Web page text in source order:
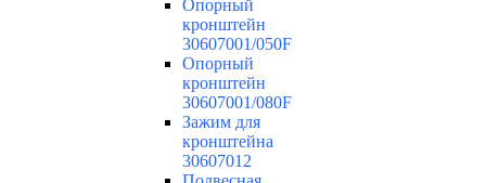
Опорный
кронштейн
30607001/050F
Опорный
кронштейн
30607001/080F
Зажим для
кронштейна
30607012